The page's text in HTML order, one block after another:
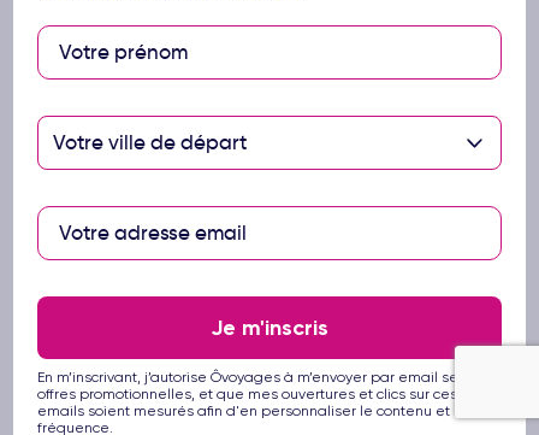
accident, décès, etc..) avant votre départ.
couvre du début à la fin de votre voyage, avec prise
en charge des frais médicaux, hôteliers et de
transport,
L'assurance Multirisques vous couvre dès la
souscription de votre voyage et inclut, en plus de la
prise en charge des frais médicaux, hôteliers et de
pour toutes causes justifiées (Maladie, accident, décès,
etc..) avant votre départ.
En savoir plus
Votre ville de départ
Je m'inscris
En m’inscrivant, j’autorise Ôvoyages à m’envoyer par email ses
offres promotionnelles, et que mes ouvertures et clics sur ces
emails soient mesurés afin d'en personnaliser le contenu et la
fréquence.